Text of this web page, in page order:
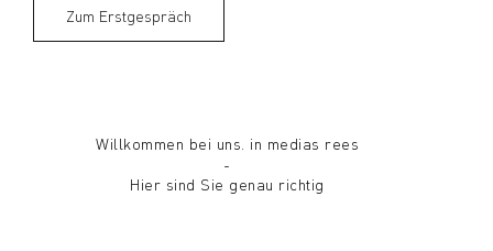
Zum Erstgespräch
Willkommen bei uns. in medias rees
-
Hier sind Sie genau richtig